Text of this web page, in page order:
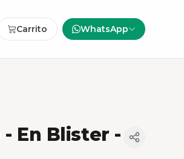
Carrito WhatsApp
- En Blister -